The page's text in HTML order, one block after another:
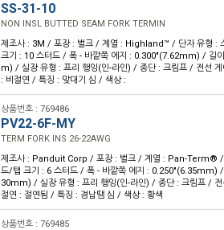
SS-31-10
NON INSL BUTTED SEAM FORK TERMIN
제조사 : 3M / 포장 : 벌크 / 계열 : Highland™ / 단자 유형 :
크기 : 10 스터드 / 폭 - 바깥쪽 에지 : 0.300"(7.62mm) / 길
m) / 실장 유형 : 프리 행잉(인-라인) / 종단 : 크림프 / 전선
: 비절연 / 특징 : 맞대기 심 / 색상 :
상품번호 : 769486
PV22-6F-MY
TERM FORK INS 26-22AWG
제조사 : Panduit Corp / 포장 : 벌크 / 계열 : Pan-Term® /
드/탭 크기 : 6 스터드 / 폭 - 바깥쪽 에지 : 0.250"(6.35mm)
30mm) / 실장 유형 : 프리 행잉(인-라인) / 종단 : 크림프 /
절연 : 절연됨 / 특징 : 경납땜 심 / 색상 : 황색
상품번호 : 769485